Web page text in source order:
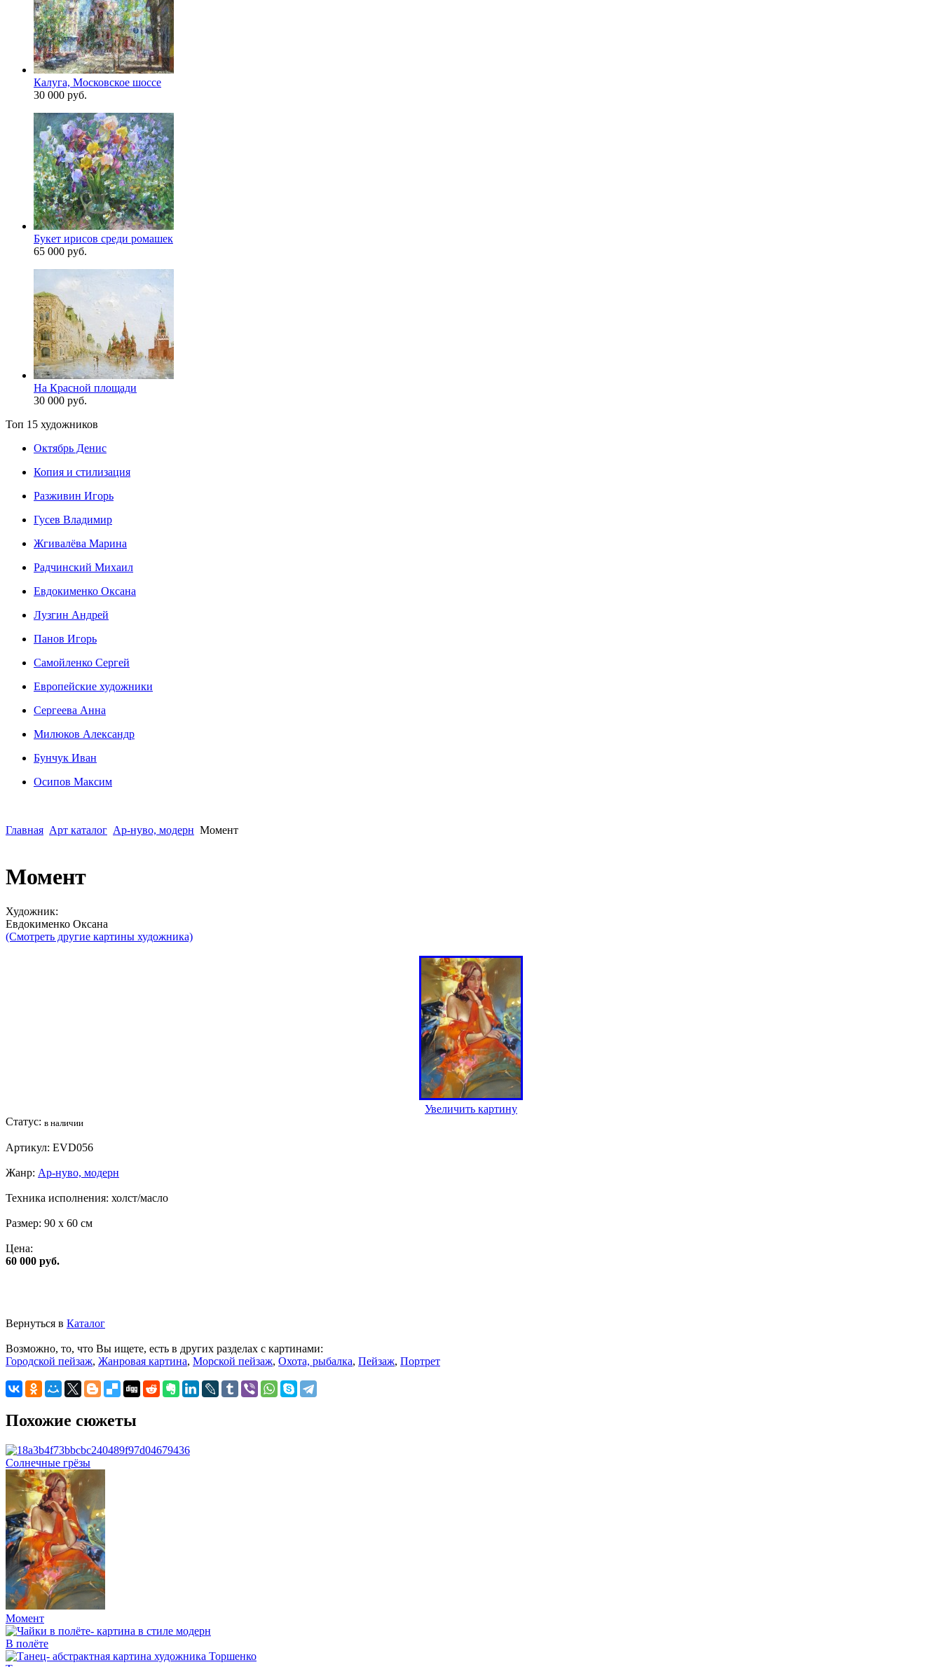
Калуга, Московское шоссе
30 000 руб.
Букет ирисов среди ромашек
65 000 руб.
На Красной площади
30 000 руб.
Топ 15 художников
Октябрь Денис
Копия и стилизация
Разживин Игорь
Гусев Владимир
Жгивалёва Марина
Радчинский Михаил
Евдокименко Оксана
Лузгин Андрей
Панов Игорь
Сaмoйленко Сергей
Европейские художники
Сергеева Анна
Милюков Александр
Бунчук Иван
Осипoв Максим
Главная Арт каталог Ар-нуво, модерн Момент
Момент
Художник:
Евдокименко Оксана
(Смотреть другие картины художника)
Увеличить картину
Статус: в наличии
Артикул: EVD056
Жанр: Ар-нуво, модерн
Техника исполнения: холст/масло
Размер: 90 x 60 см
Цена:
60 000 руб.
Вернуться в Каталог
Возможно, то, что Вы ищете, есть в других разделах с картинами:
Городской пейзаж, Жанровая картина, Морской пейзаж, Охота, рыбалка, Пейзаж, Портрет
Похожие сюжеты
Солнечные грёзы
Момент
В полёте